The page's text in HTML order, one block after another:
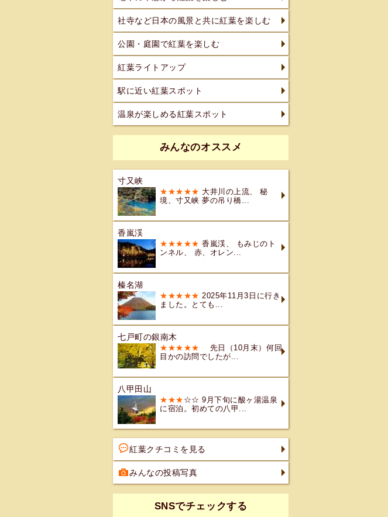
社寺など日本の風景と共に紅葉を楽しむ
公園・庭園で紅葉を楽しむ
紅葉ライトアップ
駅に近い紅葉スポット
温泉が楽しめる紅葉スポット
みんなのオススメ
寸又峡
★★★★★ 大井川の上流、 秘
境、寸又峡 夢の吊り橋...
香嵐渓
★★★★★ 香嵐渓、 もみじのト
ンネル、 赤、オレン...
榛名湖
★★★★★ 2025年11月3日に行き
ました。とても...
七戸町の銀南木
★★★★★
先日（10月末）何回
目かの訪問でしたが...
八甲田山
★★★ ☆☆ 9月下旬に酸ヶ湯温泉
に宿泊。初めての八甲...
紅葉クチコミを見る
みんなの投稿写真
SNSでチェックする